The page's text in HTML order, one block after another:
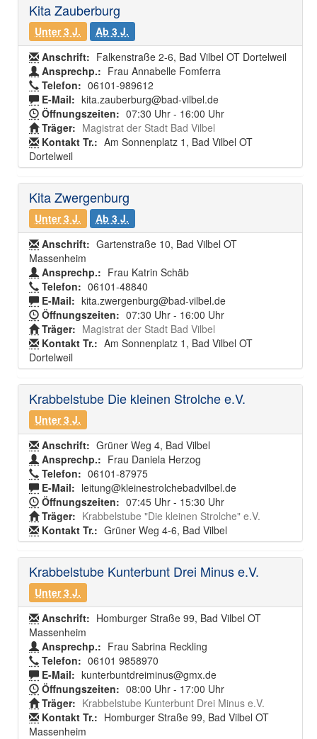
Kita Zauberburg
Unter 3 J.
Ab 3 J.
Anschrift: Falkenstraße 2-6, Bad Vilbel OT Dortelweil
Ansprechp.: Frau Annabelle Fomferra
Telefon: 06101-989612
E-Mail: kita.zauberburg@bad-vilbel.de
Öffnungszeiten: 07:30 Uhr - 16:00 Uhr
Träger: Magistrat der Stadt Bad Vilbel
Kontakt Tr.: Am Sonnenplatz 1, Bad Vilbel OT
Dortelweil
Kita Zwergenburg
Unter 3 J.
Ab 3 J.
Anschrift: Gartenstraße 10, Bad Vilbel OT
Massenheim
Ansprechp.: Frau Katrin Schäb
Telefon: 06101-48840
E-Mail: kita.zwergenburg@bad-vilbel.de
Öffnungszeiten: 07:30 Uhr - 16:00 Uhr
Träger: Magistrat der Stadt Bad Vilbel
Kontakt Tr.: Am Sonnenplatz 1, Bad Vilbel OT
Dortelweil
Krabbelstube Die kleinen Strolche e.V.
Unter 3 J.
Anschrift: Grüner Weg 4, Bad Vilbel
Ansprechp.: Frau Daniela Herzog
Telefon: 06101-87975
E-Mail: leitung@kleinestrolchebadvilbel.de
Öffnungszeiten: 07:45 Uhr - 15:30 Uhr
Träger: Krabbelstube "Die kleinen Strolche" e.V.
Kontakt Tr.: Grüner Weg 4-6, Bad Vilbel
Krabbelstube Kunterbunt Drei Minus e.V.
Unter 3 J.
Anschrift: Homburger Straße 99, Bad Vilbel OT
Massenheim
Ansprechp.: Frau Sabrina Reckling
Telefon: 06101 9858970
E-Mail: kunterbuntdreiminus@gmx.de
Öffnungszeiten: 08:00 Uhr - 17:00 Uhr
Träger: Krabbelstube Kunterbunt Drei Minus e.V.
Kontakt Tr.: Homburger Straße 99, Bad Vilbel OT
Massenheim